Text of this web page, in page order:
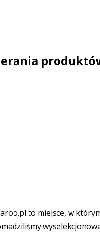
to miejsce, w